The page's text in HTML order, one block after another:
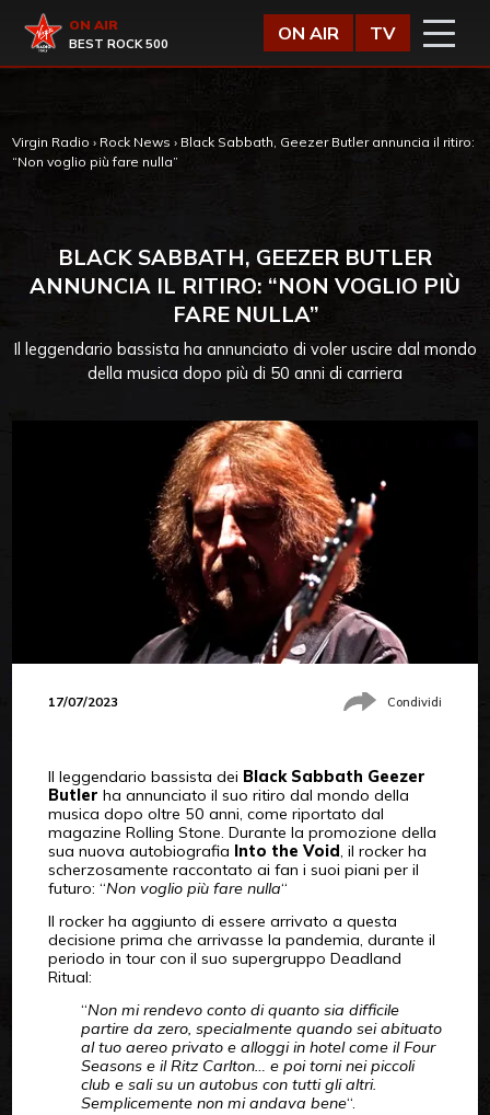
Virgin Radio
ON AIR
BEST ROCK 500
ON AIR TV
Virgin Radio › Rock News › Black Sabbath, Geezer Butler annuncia il ritiro:
“Non voglio più fare nulla”
BLACK SABBATH, GEEZER BUTLER
ANNUNCIA IL RITIRO: “NON VOGLIO PIÙ
FARE NULLA”
Il leggendario bassista ha annunciato di voler uscire dal mondo
della musica dopo più di 50 anni di carriera
17/07/2023 Condividi
Il leggendario bassista dei Black Sabbath Geezer
Butler ha annunciato il suo ritiro dal mondo della
musica dopo oltre 50 anni, come riportato dal
magazine Rolling Stone. Durante la promozione della
sua nuova autobiografia Into the Void, il rocker ha
scherzosamente raccontato ai fan i suoi piani per il
futuro: “Non voglio più fare nulla“
Il rocker ha aggiunto di essere arrivato a questa
decisione prima che arrivasse la pandemia, durante il
periodo in tour con il suo supergruppo Deadland
Ritual:
“Non mi rendevo conto di quanto sia difficile
partire da zero, specialmente quando sei abituato
al tuo aereo privato e alloggi in hotel come il Four
Seasons e il Ritz Carlton… e poi torni nei piccoli
club e sali su un autobus con tutti gli altri.
Semplicemente non mi andava bene“.